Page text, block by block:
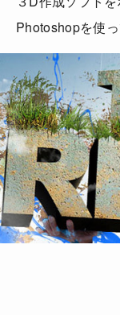
Photoshopを使